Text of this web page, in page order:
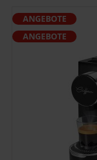
ANGEBOTE
ANGEBOTE